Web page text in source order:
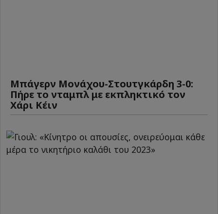
Μπάγερν Μονάχου-Στουτγκάρδη 3-0:
Πήρε το νταμπλ με εκπληκτικό τον
Χάρι Κέιν